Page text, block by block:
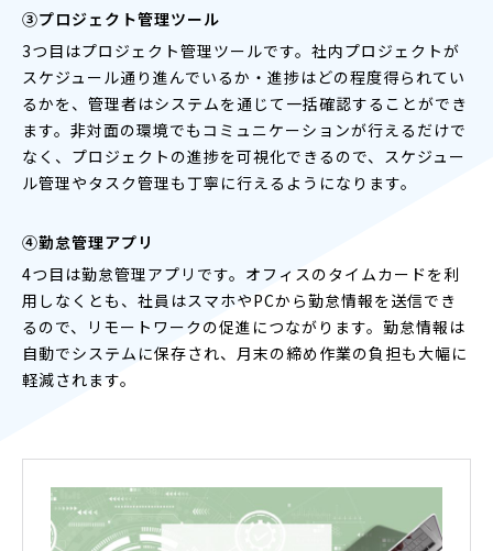
③プロジェクト管理ツール
3つ目はプロジェクト管理ツールです。社内プロジェクトが
スケジュール通り進んでいるか・進捗はどの程度得られてい
るかを、管理者はシステムを通じて一括確認することができ
ます。非対面の環境でもコミュニケーションが行えるだけで
なく、プロジェクトの進捗を可視化できるので、スケジュー
ル管理やタスク管理も丁寧に行えるようになります。
④勤怠管理アプリ
4つ目は勤怠管理アプリです。オフィスのタイムカードを利
用しなくとも、社員はスマホやPCから勤怠情報を送信でき
るので、リモートワークの促進につながります。勤怠情報は
自動でシステムに保存され、月末の締め作業の負担も大幅に
軽減されます。